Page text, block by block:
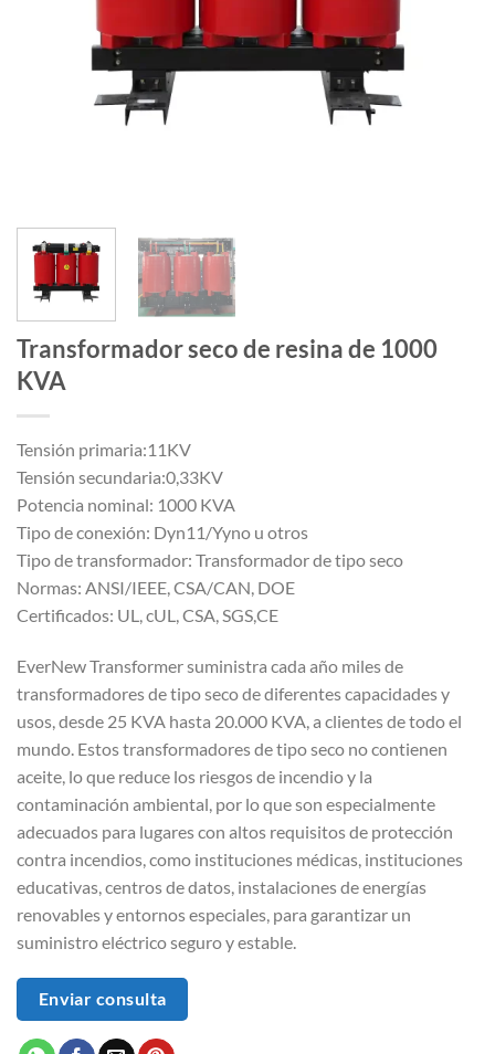
Transformador seco de resina de 1000
KVA
Tensión primaria:11KV
Tensión secundaria:0,33KV
Potencia nominal: 1000 KVA
Tipo de conexión: Dyn11/Yyno u otros
Tipo de transformador: Transformador de tipo seco
Normas: ANSI/IEEE, CSA/CAN, DOE
Certificados: UL, cUL, CSA, SGS,CE
EverNew Transformer suministra cada año miles de
transformadores de tipo seco de diferentes capacidades y
usos, desde 25 KVA hasta 20.000 KVA, a clientes de todo el
mundo. Estos transformadores de tipo seco no contienen
aceite, lo que reduce los riesgos de incendio y la
contaminación ambiental, por lo que son especialmente
adecuados para lugares con altos requisitos de protección
contra incendios, como instituciones médicas, instituciones
educativas, centros de datos, instalaciones de energías
renovables y entornos especiales, para garantizar un
suministro eléctrico seguro y estable.
Enviar consulta